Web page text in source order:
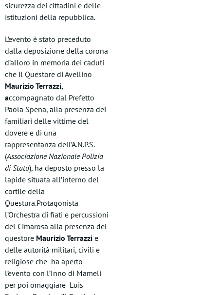
sicurezza dei cittadini e delle
istituzioni della repubblica.
L’evento è stato preceduto
dalla deposizione della corona
d’alloro in memoria dei caduti
che il Questore di Avellino
Maurizio Terrazzi,
accompagnato dal Prefetto
Paola Spena, alla presenza dei
familiari delle vittime del
dovere e di una
rappresentanza dell’A.N.P.S.
(Associazione Nazionale Polizia
di Stato), ha deposto presso la
lapide situata all’interno del
cortile della
Questura.Protagonista
l’Orchestra di fiati e percussioni
del Cimarosa alla presenza del
questore Maurizio Terrazzi e
delle autorità militari, civili e
religiose che ha aperto
l’evento con l’Inno di Mameli
per poi omaggiare Luis